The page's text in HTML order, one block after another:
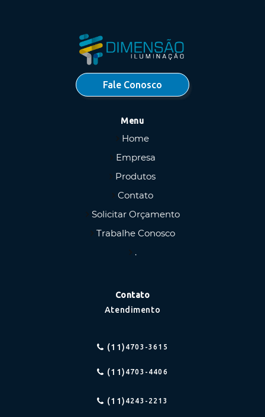
Fale Conosco
Menu
Home
Empresa
Produtos
Contato
Solicitar Orçamento
Trabalhe Conosco
.
Contato
Atendimento
(11) 4703-3615
(11) 4703-4406
(11) 4243-2213